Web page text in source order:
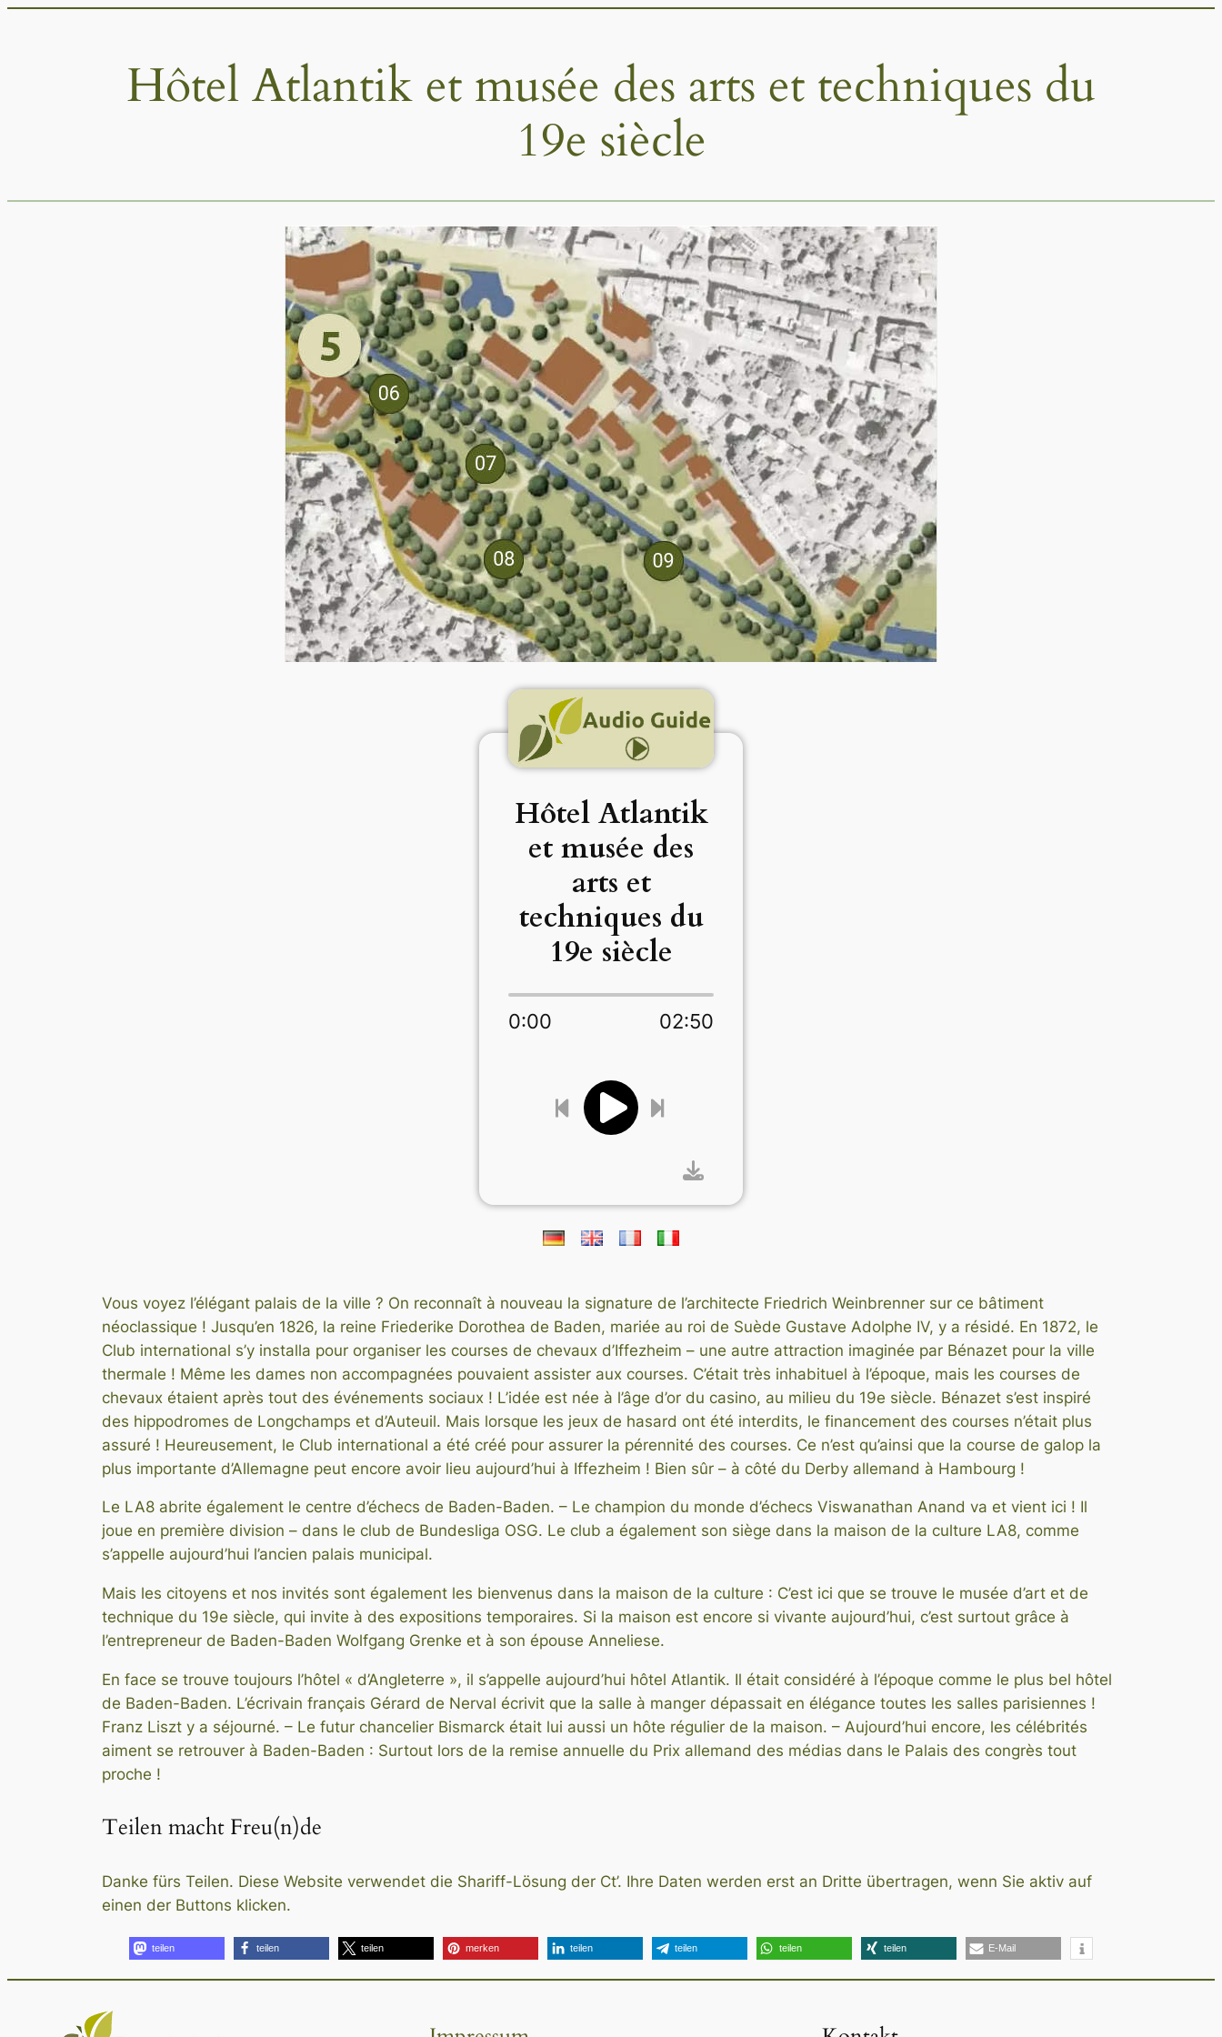
Hôtel Atlantik et musée des arts et techniques du
19e siècle
Hôtel Atlantik
et musée des
arts et
techniques du
19e siècle
0:00 02:50
Vous voyez l’élégant palais de la ville ? On reconnaît à nouveau la signature de l’architecte Friedrich Weinbrenner sur ce bâtiment
néoclassique ! Jusqu’en 1826, la reine Friederike Dorothea de Baden, mariée au roi de Suède Gustave Adolphe IV, y a résidé. En 1872, le
Club international s’y installa pour organiser les courses de chevaux d’Iffezheim – une autre attraction imaginée par Bénazet pour la ville
thermale ! Même les dames non accompagnées pouvaient assister aux courses. C’était très inhabituel à l’époque, mais les courses de
chevaux étaient après tout des événements sociaux ! L’idée est née à l’âge d’or du casino, au milieu du 19e siècle. Bénazet s’est inspiré
des hippodromes de Longchamps et d’Auteuil. Mais lorsque les jeux de hasard ont été interdits, le financement des courses n’était plus
assuré ! Heureusement, le Club international a été créé pour assurer la pérennité des courses. Ce n’est qu’ainsi que la course de galop la
plus importante d’Allemagne peut encore avoir lieu aujourd’hui à Iffezheim ! Bien sûr – à côté du Derby allemand à Hambourg !
Le LA8 abrite également le centre d’échecs de Baden-Baden. – Le champion du monde d’échecs Viswanathan Anand va et vient ici ! Il
joue en première division – dans le club de Bundesliga OSG. Le club a également son siège dans la maison de la culture LA8, comme
s’appelle aujourd’hui l’ancien palais municipal.
Mais les citoyens et nos invités sont également les bienvenus dans la maison de la culture : C’est ici que se trouve le musée d’art et de
technique du 19e siècle, qui invite à des expositions temporaires. Si la maison est encore si vivante aujourd’hui, c’est surtout grâce à
l’entrepreneur de Baden-Baden Wolfgang Grenke et à son épouse Anneliese.
En face se trouve toujours l’hôtel « d’Angleterre », il s’appelle aujourd’hui hôtel Atlantik. Il était considéré à l’époque comme le plus bel hôtel
de Baden-Baden. L’écrivain français Gérard de Nerval écrivit que la salle à manger dépassait en élégance toutes les salles parisiennes !
Franz Liszt y a séjourné. – Le futur chancelier Bismarck était lui aussi un hôte régulier de la maison. – Aujourd’hui encore, les célébrités
aiment se retrouver à Baden-Baden : Surtout lors de la remise annuelle du Prix allemand des médias dans le Palais des congrès tout
proche !
Teilen macht Freu(n)de
Danke fürs Teilen. Diese Website verwendet die Shariff-Lösung der Ct’. Ihre Daten werden erst an Dritte übertragen, wenn Sie aktiv auf
einen der Buttons klicken.
teilen teilen teilen merken teilen teilen teilen teilen E-Mail